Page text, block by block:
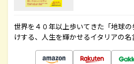
世界を４０年以上歩いてきた「地球
けする、人生を輝かせるイタリアの